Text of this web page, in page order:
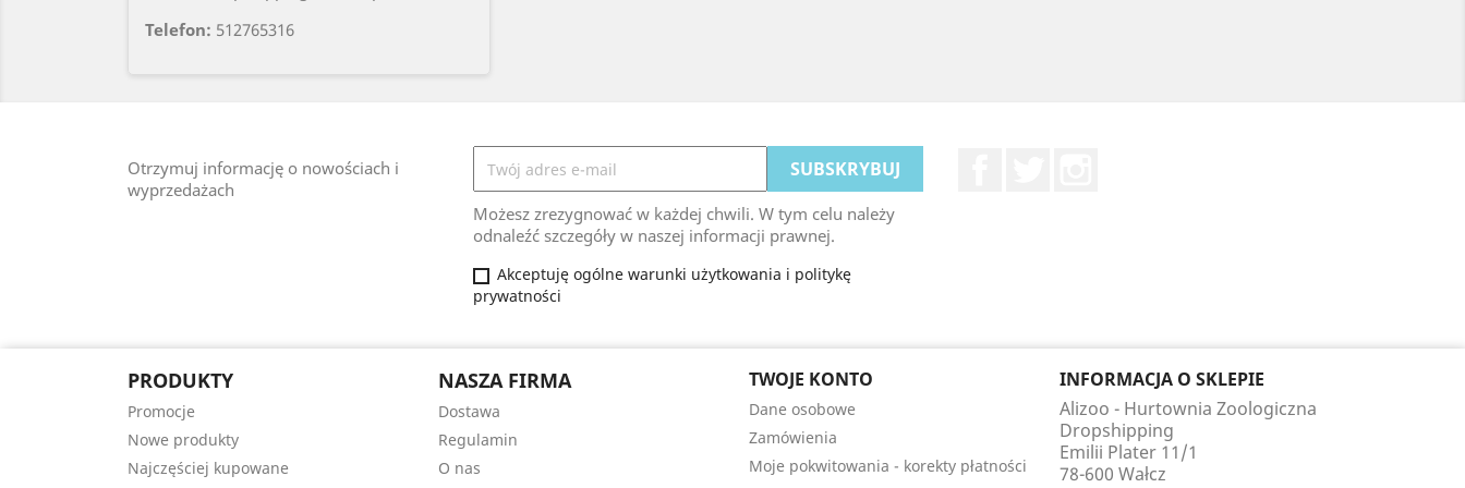
Telefon: 512765316
Otrzymuj informację o nowościach i
wyprzedażach
Możesz zrezygnować w każdej chwili. W tym celu należy
odnaleźć szczegóły w naszej informacji prawnej.
Akceptuję ogólne warunki użytkowania i politykę
prywatności
PRODUKTY
Promocje
Nowe produkty
Najczęściej kupowane
NASZA FIRMA
Dostawa
Regulamin
O nas
TWOJE KONTO
Dane osobowe
Zamówienia
Moje pokwitowania - korekty płatności
INFORMACJA O SKLEPIE
Alizoo - Hurtownia Zoologiczna
Dropshipping
Emilii Plater 11/1
78-600 Wałcz